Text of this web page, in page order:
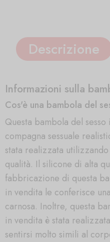
Descrizione
Informazioni sulla
Cos'è una bambola del
Questa bambola del
compagna sessuale
stata realizzata
qualità. Il silicone di alta
fabbricazione di questa
in vendita le conferisce
carnosa. Inoltre, questa
in vendita è stata
sentirsi molto simili al